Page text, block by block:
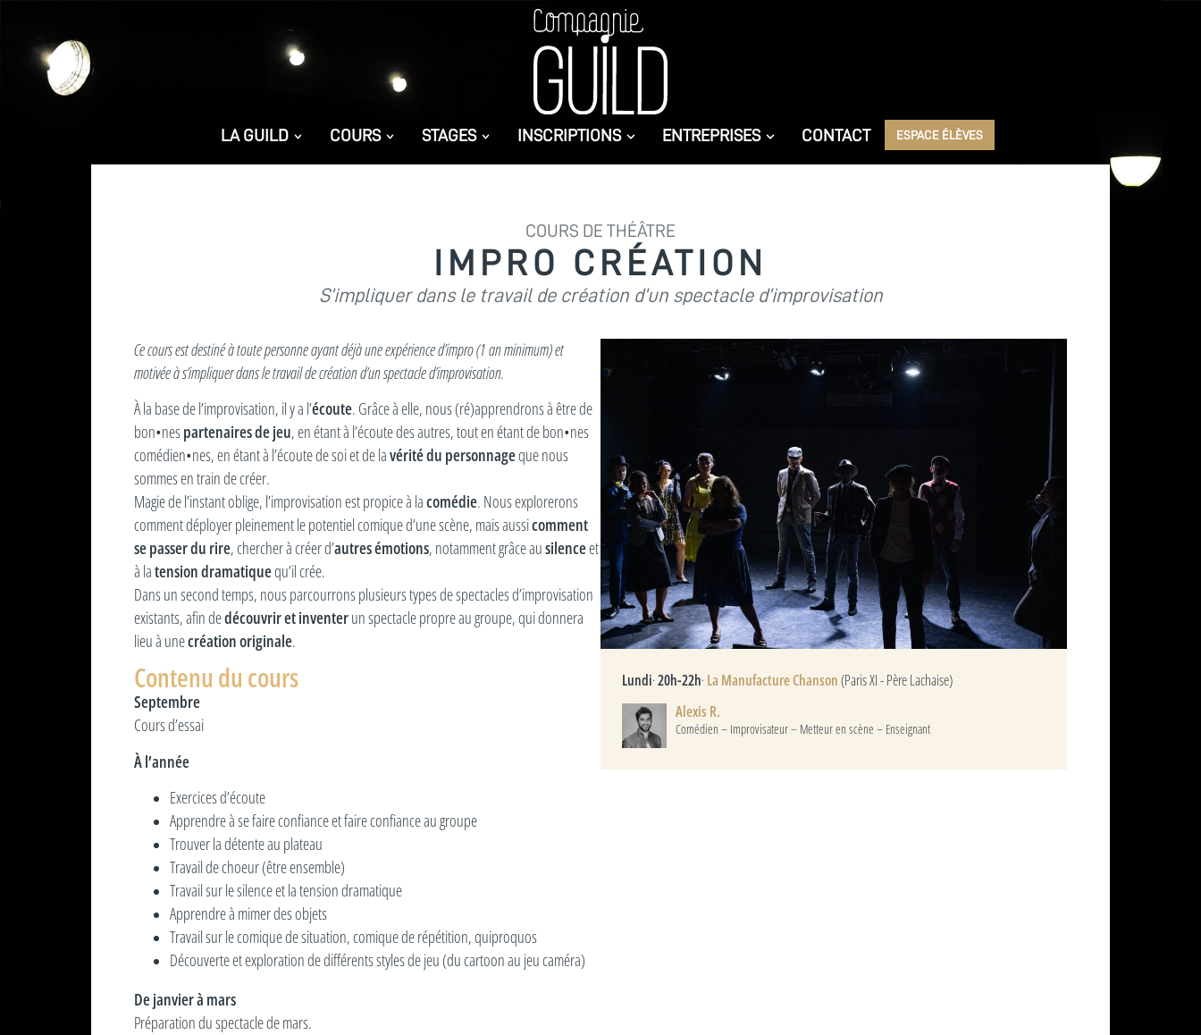
LA GUILD COURS STAGES INSCRIPTIONS ENTREPRISES CONTACT ESPACE ÉLÈVES
COURS DE THÉÂTRE
IMPRO CRÉATION
S’impliquer dans le travail de création d’un spectacle d’improvisation
Ce cours est destiné à toute personne ayant déjà une expérience d’impro (1 an minimum) et
motivée à s’impliquer dans le travail de création d’un spectacle d’improvisation.
À la base de l’improvisation, il y a l’écoute. Grâce à elle, nous (ré)apprendrons à être de
bon•nes partenaires de jeu, en étant à l’écoute des autres, tout en étant de bon•nes
comédien•nes, en étant à l’écoute de soi et de la vérité du personnageque nous
sommes en train de créer.
Magie de l’instant oblige, l’improvisation est propice à la comédie. Nous explorerons
comment déployer pleinement le potentiel comique d’une scène, mais aussicomment
se passer du rire, chercher à créer d’autres émotions, notamment grâce au silenceet
à la tension dramatiquequ’il crée.
Dans un second temps, nous parcourrons plusieurs types de spectacles d’improvisation
existants, afin dedécouvrir et inventer un spectacle propre au groupe, qui donnera
lieu à unecréation originale.
Contenu du cours
Septembre
Cours d’essai
À l’année
Exercices d’écoute
Apprendre à se faire confiance et faire confiance au groupe
Trouver la détente au plateau
Travail de choeur (être ensemble)
Travail sur le silence et la tension dramatique
Apprendre à mimer des objets
Travail sur le comique de situation, comique de répétition, quiproquos
Découverte et exploration de différents styles de jeu (du cartoon au jeu caméra)
De janvier à mars
Préparation du spectacle de mars.
Lundi· 20h-22h· La Manufacture Chanson (Paris XI - Père Lachaise)
Alexis R.
Comédien – Improvisateur – Metteur en scène – Enseignant